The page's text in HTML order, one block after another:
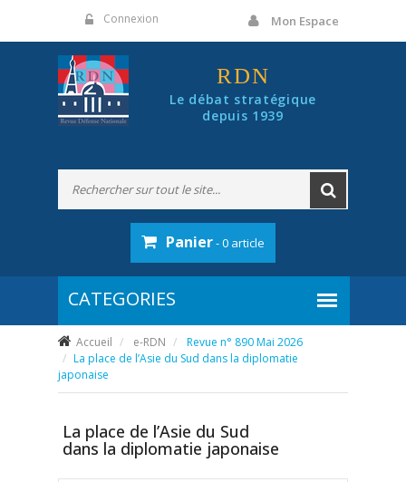
Connexion Mon Espace
RDN
Le débat stratégique
depuis 1939
Panier- 0 article
Accueil e-RDN
Revue n° 890 Mai 2026
La place de l’Asie du Sud dans la diplomatie
japonaise
La place de l’Asie du Sud
dans la diplomatie japonaise